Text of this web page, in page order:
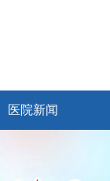
医院新闻